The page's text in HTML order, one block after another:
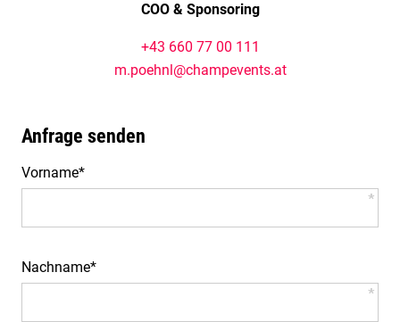
COO & Sponsoring
+43 660 77 00 111
m.poehnl@champevents.at
Anfrage senden
Pflichtfeld
Vorname*
Pflichtfeld
Nachname*